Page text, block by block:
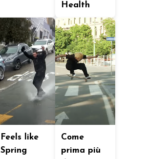
Health
Feels like
Spring
Come
prima più